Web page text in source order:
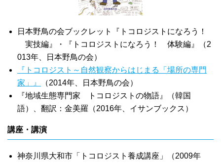
日本野鳥の会ブックレット『トコロジストになろう！
実技編』・『トコロジストになろう！ 体験編』（2
013年、日本野鳥の会）
『トコロジスト～自然観察からはじまる「場所の専門
家」』
（2014年、日本野鳥の会）
『地域生態専門家 トコロジストの物語』（韓国
語）、翻訳：金美羅（2016年、イサンブックス）
講座・講演
神奈川県大和市「トコロジスト養成講座」（2009年